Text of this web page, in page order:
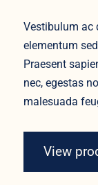
Vestibulum ac
elementum
Praesent
nec, egestas
malesuada
View